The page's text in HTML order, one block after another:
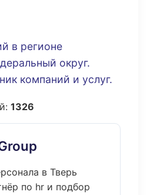
в регионе
округ.
компаний и услуг.
1326
в Тверь
по hr и подбор